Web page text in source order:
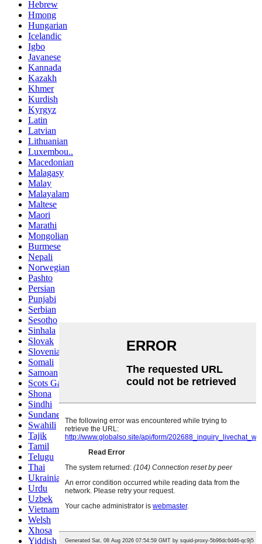
Hebrew
Hmong
Hungarian
Icelandic
Igbo
Javanese
Kannada
Kazakh
Khmer
Kurdish
Kyrgyz
Latin
Latvian
Lithuanian
Luxembou..
Macedonian
Malagasy
Malay
Malayalam
Maltese
Maori
Marathi
Mongolian
Burmese
Nepali
Norwegian
Pashto
Persian
Punjabi
Serbian
Sesotho
Sinhala
Slovak
Slovenian
Somali
Samoan
Scots Gaelic
Shona
Sindhi
Sundanese
Swahili
Tajik
Tamil
Telugu
Thai
Ukrainian
Urdu
Uzbek
Vietnamese
Welsh
Xhosa
Yiddish